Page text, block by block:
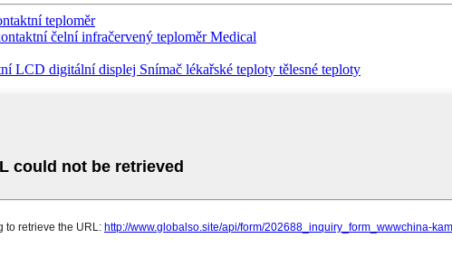
teploměr
čelní infračervený teploměr Medical
LCD digitální displej Snímač lékařské teploty tělesné teploty